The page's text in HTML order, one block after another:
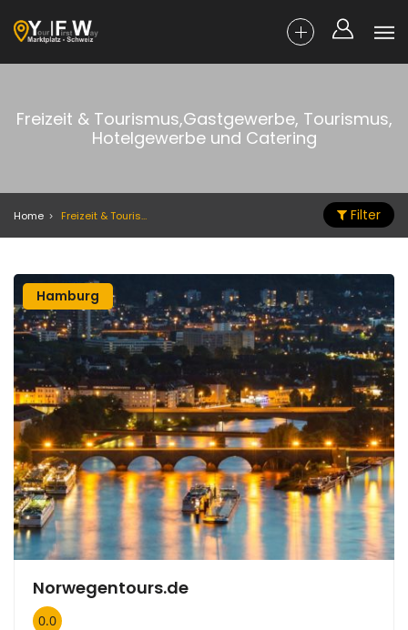
Freizeit & Tourismus,Gastgewerbe, Tourismus,
Hotelgewerbe und Catering
Home Freizeit & Tourismus,Gastgewerbe, Tourismus, Hotelgewerbe und Catering Filter
Hamburg
Norwegentours.de
0.0